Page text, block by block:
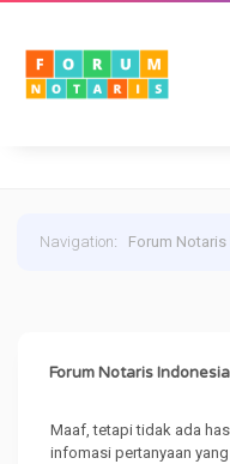
Navigation: Forum
Forum Notaris Indonesia
Maaf, tetapi tidak ada
infomasi pertanyaan